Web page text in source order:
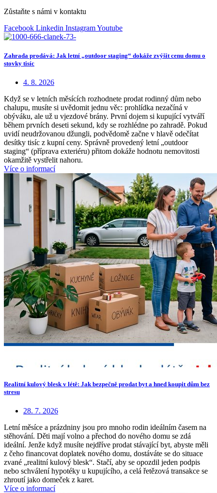
Zůstaňte s námi v kontaktu
Facebook Linkedin InstagramYoutube
Zahrada prodává: Jak letní „outdoor staging“ dokáže zvýšit cenu domu o
stovky tisíc
4. 8. 2026
Když se v letních měsících rozhodnete prodat rodinný dům nebo
chalupu, musíte si uvědomit jednu věc: prohlídka nezačíná v
obýváku, ale už u vjezdové brány. První dojem si kupující vytváří
během prvních deseti sekund, kdy se rozhlédne po zahradě. Pokud
uvidí neudržovanou džungli, podvědomě začne v hlavě odečítat
desítky tisíc z kupní ceny. Správně provedený letní „outdoor
staging“ (příprava exteriéru) přitom dokáže hodnotu nemovitosti
okamžitě vystřelit nahoru.
Více o informací
Realitní kulový blesk v létě: Jak bezpečně prodat byt a hned koupit dům bez
stresu
28. 7. 2026
Letní měsíce a prázdniny jsou pro mnoho rodin ideálním časem na
stěhování. Děti mají volno a přechod do nového domu se zdá
ideální. Jenže když musíte nejdříve prodat stávající byt, abyste měli
z čeho financovat doplatek nového domu, dostáváte se do situace
zvané „realitní kulový blesk“. Stačí, aby se opozdil jeden podpis
nebo schválení hypotéky u kupujícího, a celá řetězová transakce se
zhroutí jako domeček z karet.
Více o informací